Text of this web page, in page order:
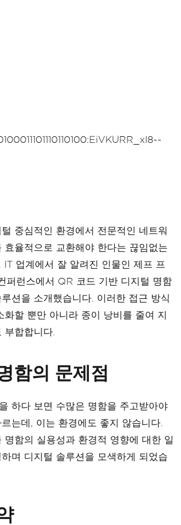
중심적인 환경에서 전문적인 네트워
효율적으로 교환해야 한다는 끊임없는
IT 업계에서 잘 알려진 인물인 제프 프
퍼런스에서 QR 코드 기반 디지털 명함
션을 소개했습니다. 이러한 접근 방식
화할 뿐만 아니라 종이 낭비를 줄여 지
부합합니다.
함의 문제점
하다 보면 수많은 명함을 주고받아야
는데, 이는 환경에도 좋지 않습니다.
명함의 실용성과 환경적 영향에 대한 일
며 디지털 솔루션을 모색하게 되었습